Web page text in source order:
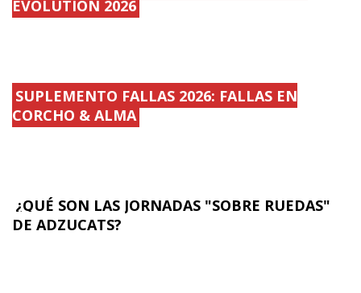
EVOLUTION 2026
SUPLEMENTO FALLAS 2026: FALLAS EN
CORCHO & ALMA
¿QUÉ SON LAS JORNADAS "SOBRE RUEDAS"
DE ADZUCATS?